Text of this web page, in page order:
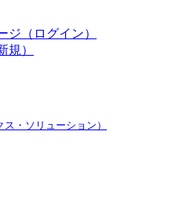
ジ（ログイン）
規）
ス・ソリューション）